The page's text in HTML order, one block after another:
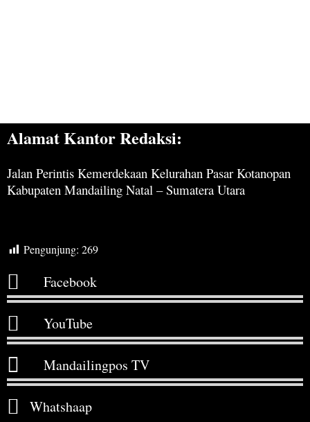
Alamat Kantor Redaksi:
Jalan Perintis Kemerdekaan Kelurahan Pasar Kotanopan
Kabupaten Mandailing Natal – Sumatera Utara
Pengunjung: 269
Facebook
YouTube
Mandailingpos TV
Whatshaap